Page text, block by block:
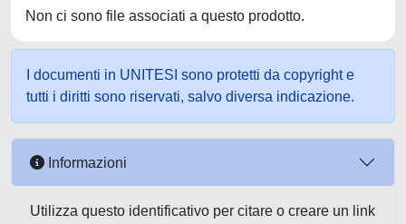
Non ci sono file associati a questo prodotto.
I documenti in UNITESI sono protetti da copyright e
tutti i diritti sono riservati, salvo diversa indicazione.
Informazioni
Utilizza questo identificativo per citare o creare un link